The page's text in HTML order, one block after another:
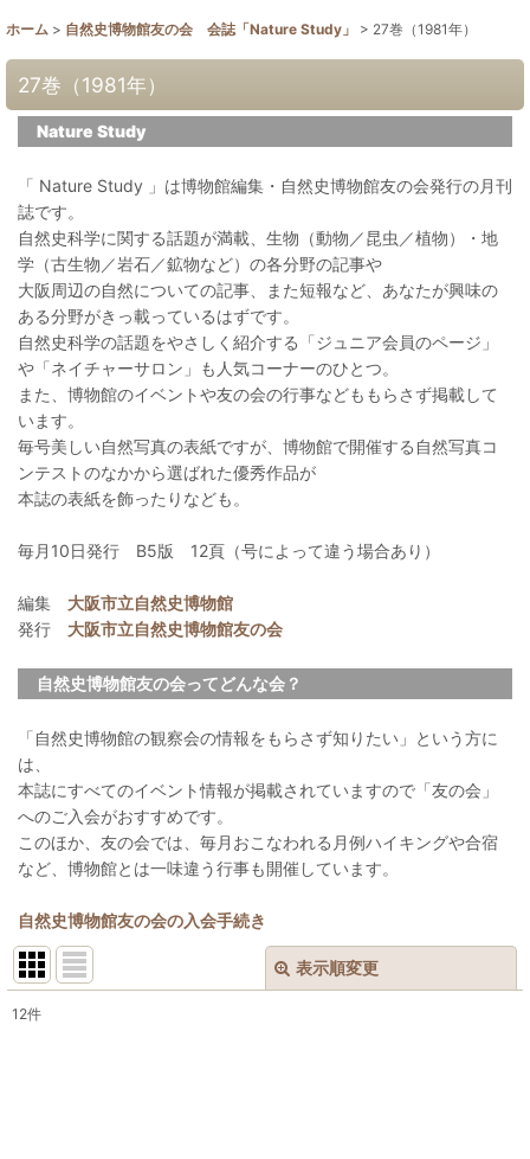
ホーム > 自然史博物館友の会 会誌「Nature Study」 > 27巻（1981年）
27巻（1981年）
Nature Study
「 Nature Study 」は博物館編集・自然史博物館友の会発行の月刊
誌です。
自然史科学に関する話題が満載、生物（動物／昆虫／植物）・地
学（古生物／岩石／鉱物など）の各分野の記事や
大阪周辺の自然についての記事、また短報など、あなたが興味の
ある分野がきっ載っているはずです。
自然史科学の話題をやさしく紹介する「ジュニア会員のページ」
や「ネイチャーサロン」も人気コーナーのひとつ。
また、博物館のイベントや友の会の行事などももらさず掲載して
います。
毎号美しい自然写真の表紙ですが、博物館で開催する自然写真コ
ンテストのなかから選ばれた優秀作品が
本誌の表紙を飾ったりなども。
毎月10日発行 B5版 12頁（号によって違う場合あり）
編集 大阪市立自然史博物館
発行 大阪市立自然史博物館友の会
自然史博物館友の会ってどんな会？
「自然史博物館の観察会の情報をもらさず知りたい」という方に
は、
本誌にすべてのイベント情報が掲載されていますので「友の会」
へのご入会がおすすめです。
このほか、友の会では、毎月おこなわれる月例ハイキングや合宿
など、博物館とは一味違う行事も開催しています。
自然史博物館友の会の入会手続き
表示順変更
12件